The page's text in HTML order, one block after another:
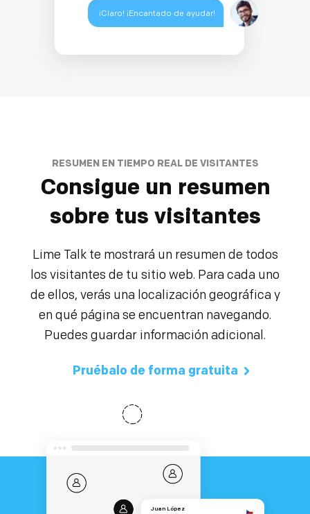
¡Claro! ¡Encantado de ayudar!
RESUMEN EN TIEMPO REAL DE VISITANTES
Consigue un resumen
sobre tus visitantes
Lime Talk te mostrará un resumen de todos
los visitantes de tu sitio web. Para cada uno
de ellos, verás una localización geográfica y
en qué página se encuentran navegando.
Puedes guardar información adicional.
Pruébalo de forma gratuita
Juan López